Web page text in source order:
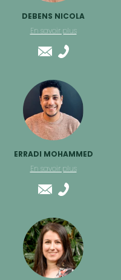
DEBENS NICOLA
En savoir plus
ERRADI MOHAMMED
En savoir plus